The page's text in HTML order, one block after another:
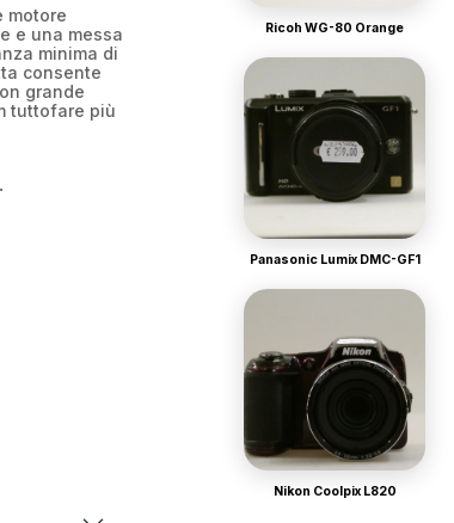
motore
e una messa
minima di
consente
grande
tuttofare più
Ricoh WG-80 Orange
Panasonic Lumix DMC-GF1
Nikon Coolpix L820